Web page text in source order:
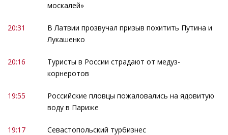
москалей»
20:31
В Латвии прозвучал призыв похитить Путина и
Лукашенко
20:16
Туристы в России страдают от медуз-
корнеротов
19:55
Российские пловцы пожаловались на ядовитую
воду в Париже
19:17
Севастопольский турбизнес